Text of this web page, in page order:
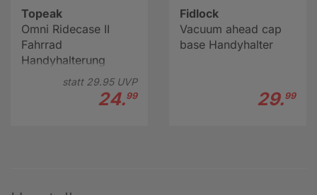
Topeak
Omni Ridecase II
Fahrrad
Handyhalterung
statt 29.95UVP
24.99
Fidlock
Vacuum ahead cap
base Handyhalter
29.99